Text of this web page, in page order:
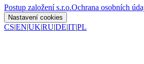
Postup založení s.r.o.Ochrana osobních
Nastavení cookies
CS|EN|UK|RU|DE|IT|PL